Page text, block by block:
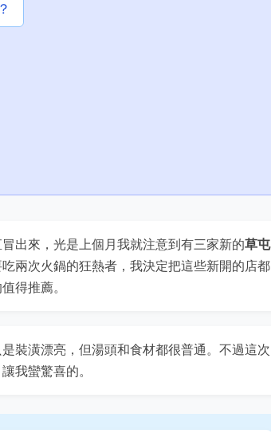
出來，光是上個月我就注意到有三家新的草屯
兩次火鍋的狂熱者，我決定把這些新開的店都
得推薦。
裝潢漂亮，但湯頭和食材都很普通。不過這次
我蠻驚喜的。